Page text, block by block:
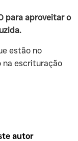
para aproveitar o
estão no
na escrituração
autor